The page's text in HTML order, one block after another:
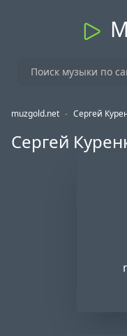
muzgold.net - Сергей
Сергей